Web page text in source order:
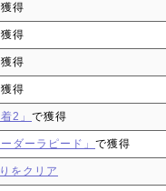
得
得
得
得
2」 で獲得
ダーラピード」 で獲得
をクリア